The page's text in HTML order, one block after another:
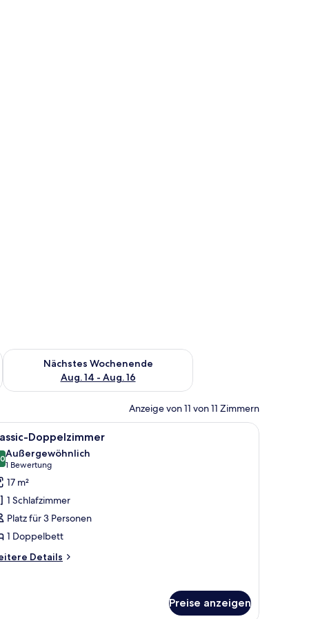
Aug. 7 - Aug. 9.
Nächstes Wochenende
Aug. 14 - Aug. 16
Überprüfe die Verfügbarkeit für nächstes Wochenende, Aug.
Anzeige von 11 von 11 Zimmern
Fernseher auf einer Holzkommode und einem Fenster mit Vorhängen.
Fenster mit Vorhängen und einem Wandbild.Classic-Doppelzimmer | Zimmersafe,
11 Doppelzimmer
von 10
Außergewöhnlich
1 Bewertung
(1
Bewertung)
17 m²
1 Schlafzimmer
Platz für 3 Personen
1 Doppelbett
Details
Preise anzeigen